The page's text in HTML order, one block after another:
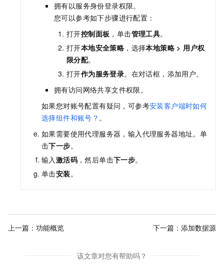
拥有以服务身份登录权限。
您可以参考如下步骤进行配置：
打开控制面板 ，单击管理工具。
打开本地安全策略 ，选择本地策略 > 用户权
限分配。
打开作为服务登录。在对话框，添加用户。
拥有访问网络共享文件权限。
如果您对账号配置有疑问，可参考安装客户端时如何
选择组件和账号？ 。
如果需要使用代理服务器，输入代理服务器地址。单
击下一步。
输入激活码 ，然后单击下一步。
单击安装。
上一篇： 功能概览 下一篇： 添加数据源
该文章对您有帮助吗？